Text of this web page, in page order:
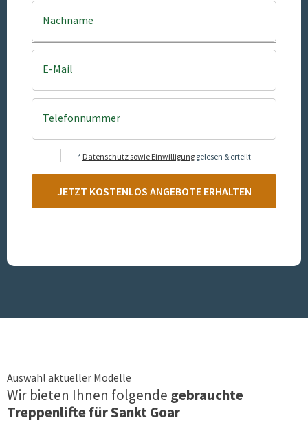
Nachname
E-Mail
Telefonnummer
* Datenschutz sowie Einwilligung gelesen & erteilt
JETZT KOSTENLOS ANGEBOTE ERHALTEN
Auswahl aktueller Modelle
Wir bieten Ihnen folgende gebrauchte
Treppenlifte fürSankt Goar